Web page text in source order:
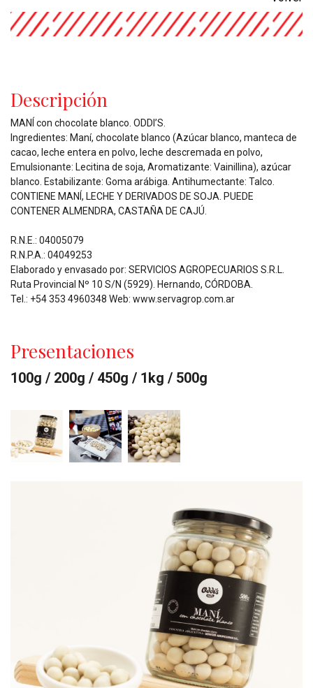
Descripción
MANÍ con chocolate blanco. ODDI’S.
Ingredientes: Maní, chocolate blanco (Azúcar blanco, manteca de
cacao, leche entera en polvo, leche descremada en polvo,
Emulsionante: Lecitina de soja, Aromatizante: Vainillina), azúcar
blanco. Estabilizante: Goma arábiga. Antihumectante: Talco.
CONTIENE MANÍ, LECHE Y DERIVADOS DE SOJA. PUEDE
CONTENER ALMENDRA, CASTAÑA DE CAJÚ.
R.N.E.: 04005079
R.N.P.A.: 04049253
Elaborado y envasado por: SERVICIOS AGROPECUARIOS S.R.L.
Ruta Provincial Nº 10 S/N (5929). Hernando, CÓRDOBA.
Tel.: +54 353 4960348 Web: www.servagrop.com.ar
Presentaciones
100g / 200g / 450g / 1kg / 500g